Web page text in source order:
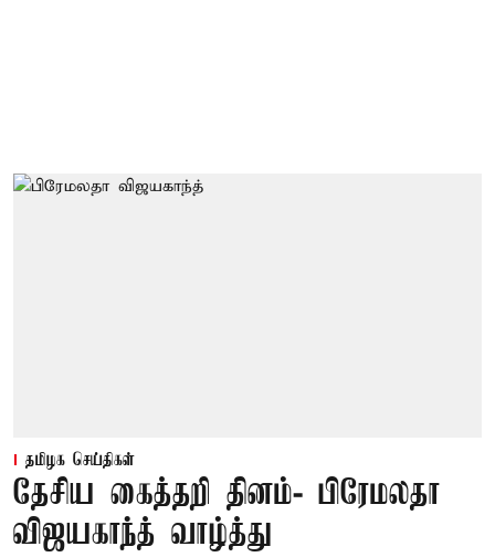
தமிழக செய்திகள்
தேசிய கைத்தறி தினம்- பிரேமலதா
விஜயகாந்த் வாழ்த்து